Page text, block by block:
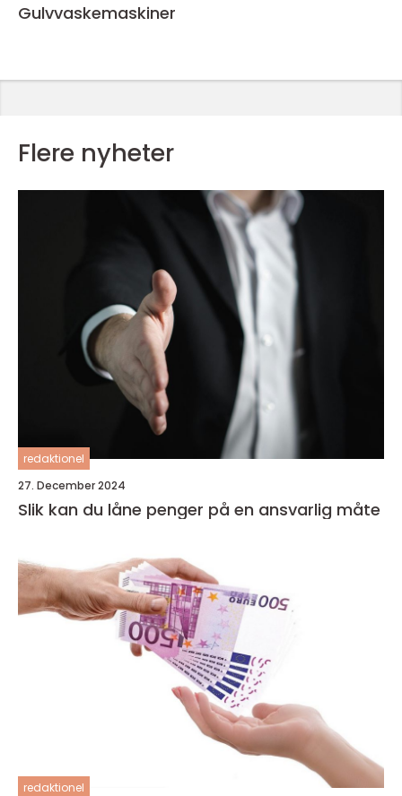
Gulvvaskemaskiner
Flere nyheter
redaktionel
27. December 2024
Slik kan du låne penger på en ansvarlig måte
redaktionel